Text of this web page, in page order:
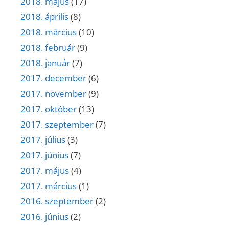
2018. április(8)
2018. március(10)
2018. február(9)
2018. január(7)
2017. december(6)
2017. november(9)
2017. október(13)
2017. szeptember(7)
2017. július(3)
2017. június(7)
2017. május(4)
2017. március(1)
2016. szeptember(2)
2016. június(2)